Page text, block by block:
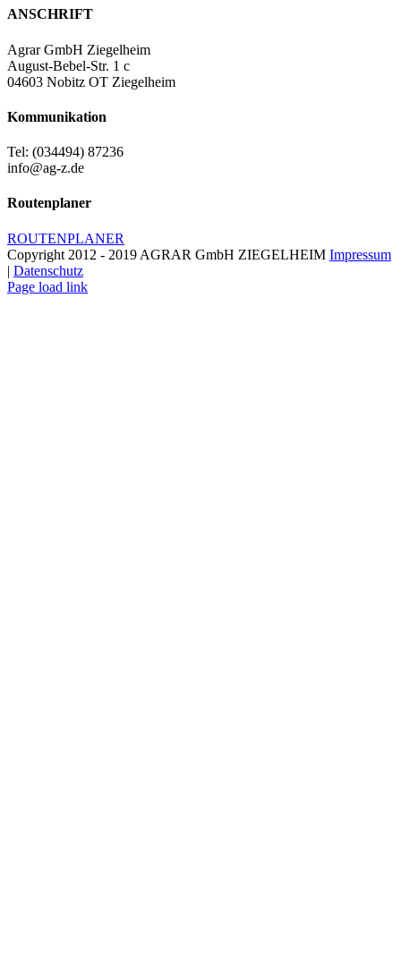
ANSCHRIFT
Agrar GmbH Ziegelheim
August-Bebel-Str. 1 c
04603 Nobitz OT Ziegelheim
Kommunikation
Tel: (034494) 87236
info@ag-z.de
Routenplaner
ROUTENPLANER
Copyright 2012 - 2019 AGRAR GmbH ZIEGELHEIM Impressum
| Datenschutz
Page load link